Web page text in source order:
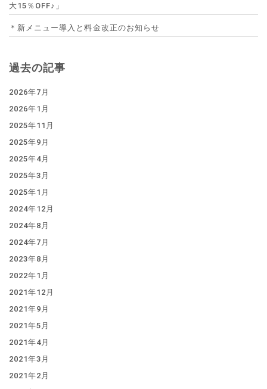
大15％OFF♪」
＊新メニュー導入と料金改正のお知らせ
過去の記事
2026年7月
2026年1月
2025年11月
2025年9月
2025年4月
2025年3月
2025年1月
2024年12月
2024年8月
2024年7月
2023年8月
2022年1月
2021年12月
2021年9月
2021年5月
2021年4月
2021年3月
2021年2月